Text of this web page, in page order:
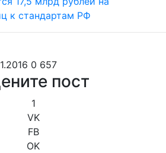
0 657
пост
1
VK
FB
OK